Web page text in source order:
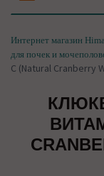
Интернет магазин
для почек и
С (Natural Cranberry